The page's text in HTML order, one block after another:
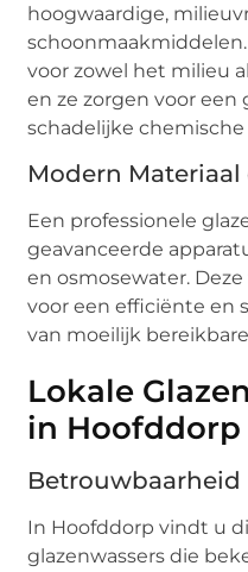
hoogwaardige,
voor zowel het milieu
en ze zorgen voor
schadelijke
Modern Materiaal
Een professionele
geavanceerde
en osmosewater.
voor een efficiënte en
van moeilijk
Lokale
in Hoofddorp
Betrouwbaarheid
In Hoofddorp vindt u
glazenwassers die